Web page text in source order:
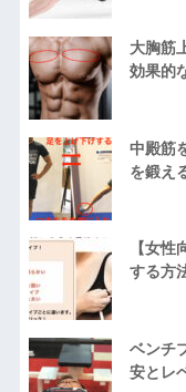
大胸筋
効果的
中殿筋
を鍛え
【女
する方
ベンチ
安とレ